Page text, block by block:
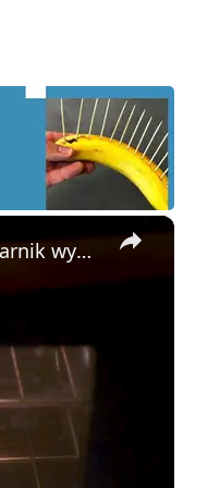
×
Pomysłowa sztuczka, dzięki której brudny i pokryty brudem piekarnik wygląda jak nowy